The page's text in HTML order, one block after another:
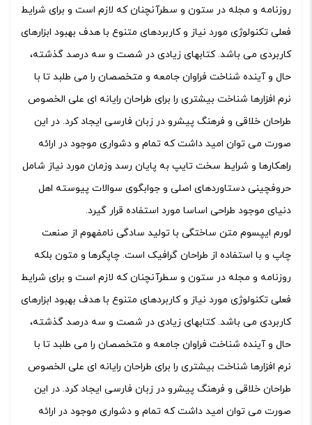
روزنامه و مجله در ستون و سطرآنچنان که لازم است و برای شرایط
فعلی تکنولوژی مورد نیاز و کاربردهای متنوع با هدف بهبود ابزارهای
کاربردی می باشد. کتابهای زیادی در شصت و سه درصد گذشته،
حال و آینده شناخت فراوان جامعه و متخصصان را می طلبد تا با
نرم افزارها شناخت بیشتری را برای طراحان رایانه ای علی الخصوص
طراحان خلاقی و فرهنگ پیشرو در زبان فارسی ایجاد کرد. در این
صورت می توان امید داشت که تمام و دشواری موجود در ارائه
راهکارها و شرایط سخت تایپ به پایان رسد وزمان مورد نیاز شامل
حروفچینی دستاوردهای اصلی و جوابگوی سوالات پیوسته اهل
دنیای موجود طراحی اساسا مورد استفاده قرار گیرد.
لورم ایپسوم متن ساختگی با تولید سادگی نامفهوم از صنعت
چاپ و با استفاده از طراحان گرافیک است. چاپگرها و متون بلکه
روزنامه و مجله در ستون و سطرآنچنان که لازم است و برای شرایط
فعلی تکنولوژی مورد نیاز و کاربردهای متنوع با هدف بهبود ابزارهای
کاربردی می باشد. کتابهای زیادی در شصت و سه درصد گذشته،
حال و آینده شناخت فراوان جامعه و متخصصان را می طلبد تا با
نرم افزارها شناخت بیشتری را برای طراحان رایانه ای علی الخصوص
طراحان خلاقی و فرهنگ پیشرو در زبان فارسی ایجاد کرد. در این
صورت می توان امید داشت که تمام و دشواری موجود در ارائه